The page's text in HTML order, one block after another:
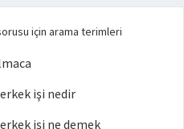
için arama terimleri
işi nedir
işi ne demek